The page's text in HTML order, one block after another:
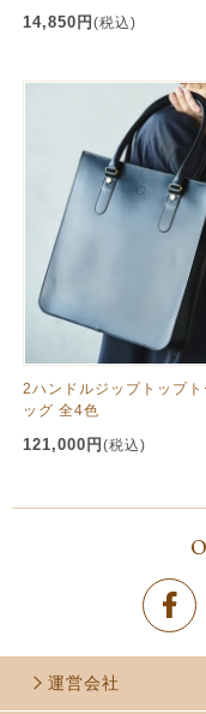
14,850円 (税込)
2ハンドルジップトップ
ッグ 全4色
121,000円 (税込)
運営会社